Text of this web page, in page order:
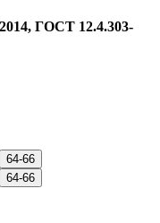
ГОСТ 12.4.303-
64-66
64-66